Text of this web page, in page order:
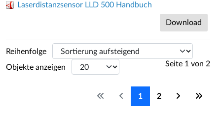
Laserdistanzsensor LLD 500 Handbuch
Download
Reihenfolge
Objekte anzeigen
Seite 1 von 2
1 2